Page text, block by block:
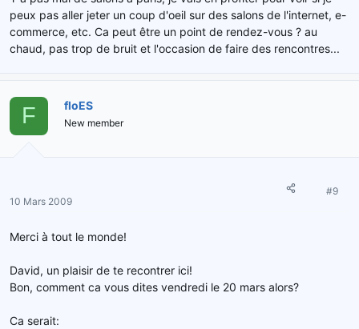
peux pas aller jeter un coup d'oeil sur des salons de l'internet, e-
commerce, etc. Ca peut être un point de rendez-vous ? au
chaud, pas trop de bruit et l'occasion de faire des rencontres...
F floES
New member
10 Mars 2009
#9
Merci à tout le monde!
David, un plaisir de te recontrer ici!
Bon, comment ca vous dites vendredi le 20 mars alors?
Ca serait: